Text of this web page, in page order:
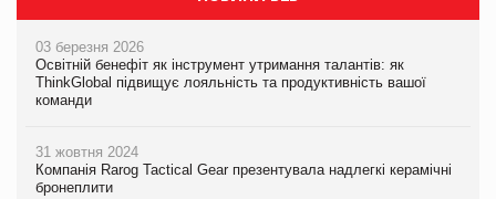
03 березня 2026
Освітній бенефіт як інструмент утримання талантів: як
ThinkGlobal підвищує лояльність та продуктивність вашої
команди
31 жовтня 2024
Компанія Rarog Tactical Gear презентувала надлегкі керамічні
бронеплити